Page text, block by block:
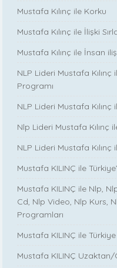
Mustafa Kılınç ile Korku
Mustafa Kılınç ile İlişki
Mustafa Kılınç ile İnsan
NLP Lideri Mustafa
Programı
NLP Lideri Mustafa Kılınç
Nlp Lideri Mustafa Kılınç
NLP Lideri Mustafa Kılınç
Mustafa KILINÇ ile
Mustafa KILINÇ ile Nlp,
Cd, Nlp Video, Nlp Kurs,
Programları
Mustafa KILINÇ ile
Mustafa KILINÇ